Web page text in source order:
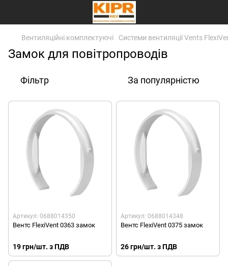
Вентиляційні комплектуючі Системи вентиляції Vents
Замок для повітропроводів
Фільтр За популярністю
Артикул: 0688014350
Вентс FlexiVent 0363 замок
19 грн/шт. з ПДВ
Артикул: 0688014348
Вентс FlexiVent 0375 замок
26 грн/шт. з ПДВ